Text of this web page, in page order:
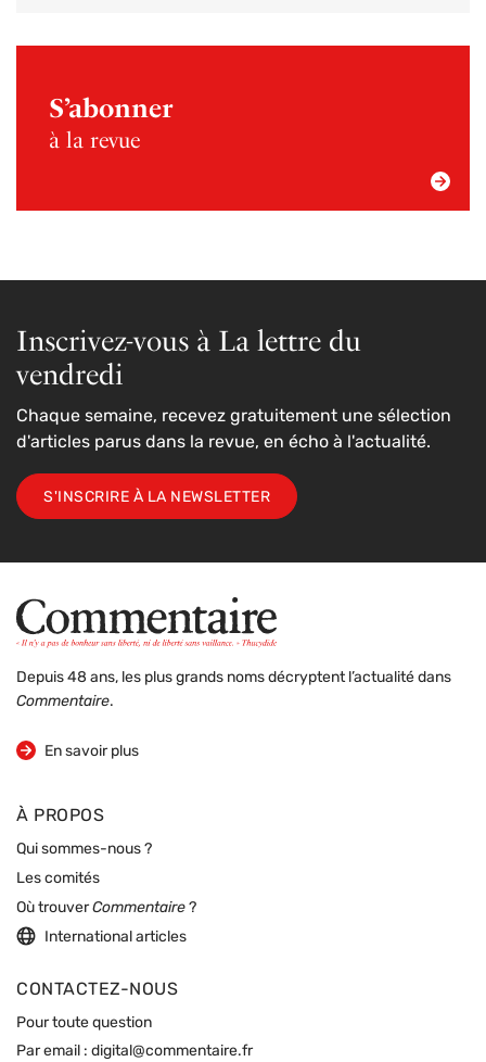
S’abonner
à la revue
Inscrivez-vous à La lettre du
vendredi
Chaque semaine, recevez gratuitement une sélection
d'articles parus dans la revue, en écho à l'actualité.
S'INSCRIRE À LA NEWSLETTER
Depuis 48 ans, les plus grands noms décryptent l’actualité dans
Commentaire.
En savoir plus
sur la revue
À PROPOS
Qui sommes-nous ?
Les comités
Où trouverCommentaire ?
International articles
CONTACTEZ-NOUS
Pour toute question
Par email : digital@commentaire.fr